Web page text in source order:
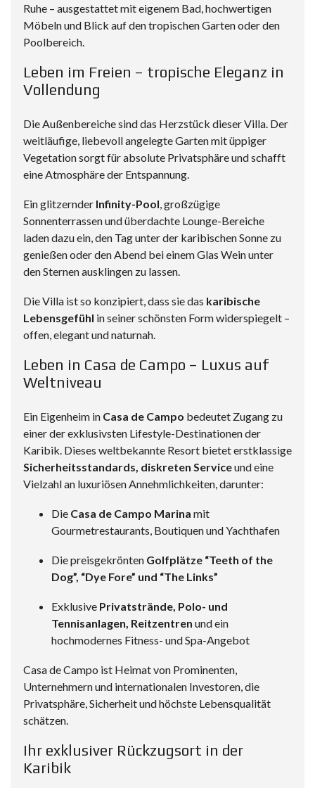
Ruhe – ausgestattet mit eigenem Bad, hochwertigen
Möbeln und Blick auf den tropischen Garten oder den
Poolbereich.
Leben im Freien – tropische Eleganz in
Vollendung
Die Außenbereiche sind das Herzstück dieser Villa. Der
weitläufige, liebevoll angelegte Garten mit üppiger
Vegetation sorgt für absolute Privatsphäre und schafft
eine Atmosphäre der Entspannung.
Ein glitzernder Infinity-Pool, großzügige
Sonnenterrassen und überdachte Lounge-Bereiche
laden dazu ein, den Tag unter der karibischen Sonne zu
genießen oder den Abend bei einem Glas Wein unter
den Sternen ausklingen zu lassen.
Die Villa ist so konzipiert, dass sie das karibische
Lebensgefühl in seiner schönsten Form widerspiegelt –
offen, elegant und naturnah.
Leben in Casa de Campo – Luxus auf
Weltniveau
Ein Eigenheim in Casa de Campo bedeutet Zugang zu
einer der exklusivsten Lifestyle-Destinationen der
Karibik. Dieses weltbekannte Resort bietet erstklassige
Sicherheitsstandards, diskreten Serviceund eine
Vielzahl an luxuriösen Annehmlichkeiten, darunter:
Die Casa de Campo Marina mit
Gourmetrestaurants, Boutiquen und Yachthafen
Die preisgekrönten Golfplätze “Teeth of the
Dog”, “Dye Fore” und “The Links”
Exklusive Privatstrände, Polo- und
Tennisanlagen, Reitzentren und ein
hochmodernes Fitness- und Spa-Angebot
Casa de Campo ist Heimat von Prominenten,
Unternehmern und internationalen Investoren, die
Privatsphäre, Sicherheit und höchste Lebensqualität
schätzen.
Ihr exklusiver Rückzugsort in der
Karibik